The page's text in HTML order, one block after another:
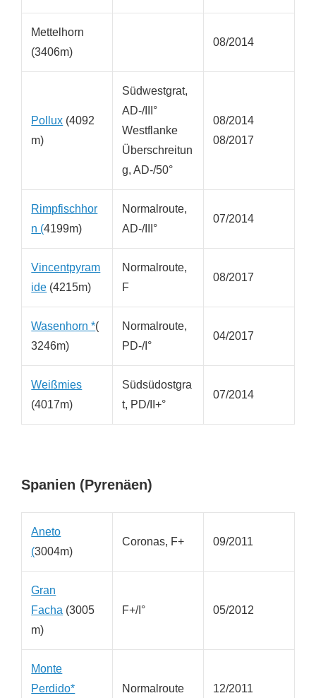
Mettelhorn
(3406m)
08/2014
Pollux (4092
m)
Südwestgrat,
AD-/III°
Westflanke
Überschreitun
g, AD-/50°
08/2014
08/2017
Rimpfischhor
n (4199m)
Normalroute,
AD-/III°
07/2014
Vincentpyram
ide (4215m)
Normalroute,
F
08/2017
Wasenhorn *(
3246m)
Normalroute,
PD-/I°
04/2017
Weißmies
(4017m)
Südsüdostgra
t, PD/II+°
07/2014
Spanien (Pyrenäen)
Aneto
(3004m)
Coronas, F+ 09/2011
Gran
Facha (3005
m)
F+/I° 05/2012
Monte
Perdido*
Normalroute 12/2011